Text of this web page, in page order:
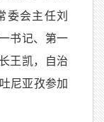
委会主任刘
书记、第一
王凯，自治
尼亚孜参加